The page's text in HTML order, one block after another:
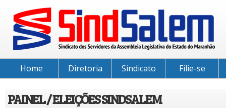
Home Diretoria Sindicato Filie-se
PAINEL / ELEIÇÕES SINDSALEM